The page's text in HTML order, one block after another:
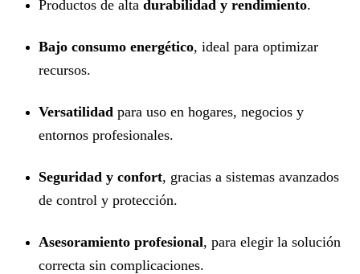
Productos de alta durabilidad y rendimiento.
Bajo consumo energético, ideal para optimizar
recursos.
Versatilidad para uso en hogares, negocios y
entornos profesionales.
Seguridad y confort, gracias a sistemas avanzados
de control y protección.
Asesoramiento profesional, para elegir la solución
correcta sin complicaciones.